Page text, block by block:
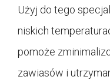
Użyj do tego
niskich
pomoże
zawiasów i